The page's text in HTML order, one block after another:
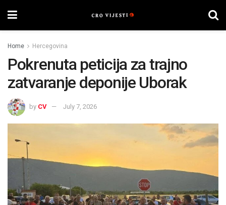
Home Hercegovina
Pokrenuta peticija za trajno
zatvaranje deponije Uborak
by CV July 7, 2026